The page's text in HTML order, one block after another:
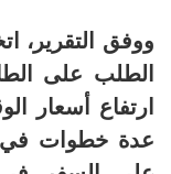
ووفق التقرير،
الطلب على
ارتفاع أسعار
عدة خطوات في